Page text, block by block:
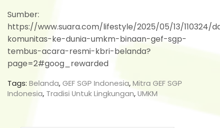
Sumber:
https://www.suara.com/lifestyle/2025/05/13/110324/
komunitas-ke-dunia-umkm-binaan-gef-sgp-
tembus-acara-resmi-kbri-belanda?
page=2#goog_rewarded
Tags: Belanda,GEF SGP Indonesia,Mitra GEF SGP
Indonesia, Tradisi Untuk Lingkungan,UMKM